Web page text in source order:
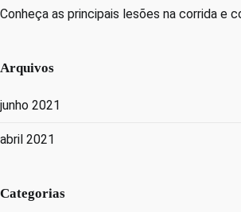
Conheça as principais lesões na corrida e
Arquivos
junho 2021
abril 2021
Categorias